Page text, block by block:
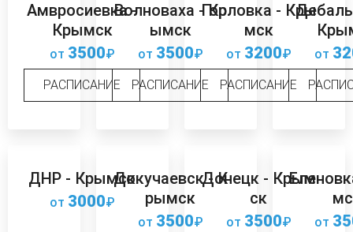
Амвросиевка -
Крымск
от 3500₽
РАСПИСАНИЕ
Волноваха - Кр
ымск
от 3500₽
РАСПИСАНИЕ
Горловка - Кры
мск
от 3200₽
РАСПИСАНИЕ
от
ДНР - Крымск
от 3000₽
Докучаевск - К
рымск
от 3500₽
Донецк - Крым
ск
от 3500₽ от